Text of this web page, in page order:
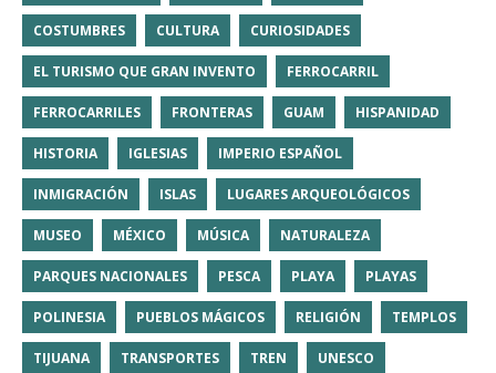
COSTUMBRES CULTURA CURIOSIDADES
EL TURISMO QUE GRAN INVENTO FERROCARRIL
FERROCARRILES FRONTERAS GUAM HISPANIDAD
HISTORIA IGLESIAS IMPERIO ESPAÑOL
INMIGRACIÓN ISLAS LUGARES ARQUEOLÓGICOS
MUSEO MÉXICO MÚSICA NATURALEZA
PARQUES NACIONALES PESCA PLAYA PLAYAS
POLINESIA PUEBLOS MÁGICOS RELIGIÓN TEMPLOS
TIJUANA TRANSPORTES TREN UNESCO